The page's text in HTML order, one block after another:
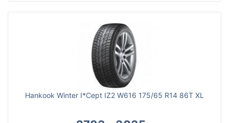
Hankook Winter I*Cept IZ2 W616 175/65 R14 86T XL